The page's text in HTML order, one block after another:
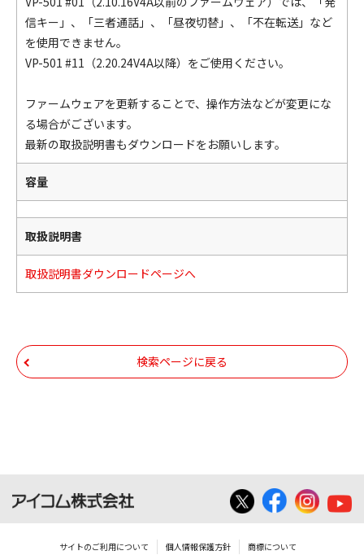
信キー」、「三者通話」、「昼夜切替」、「不在転送」など
を使用できません。
VP-501 #11（2.20.24V4A以降）をご使用ください。
ファームウェアを更新することで、操作方法などが変更にな
る場合がございます。
最新の取扱説明書もダウンロードをお願いします。
容量
取扱説明書
取扱説明書ダウンロードページへ
検索ページに戻る
サイトのご利用について 個人情報保護方針 商標について